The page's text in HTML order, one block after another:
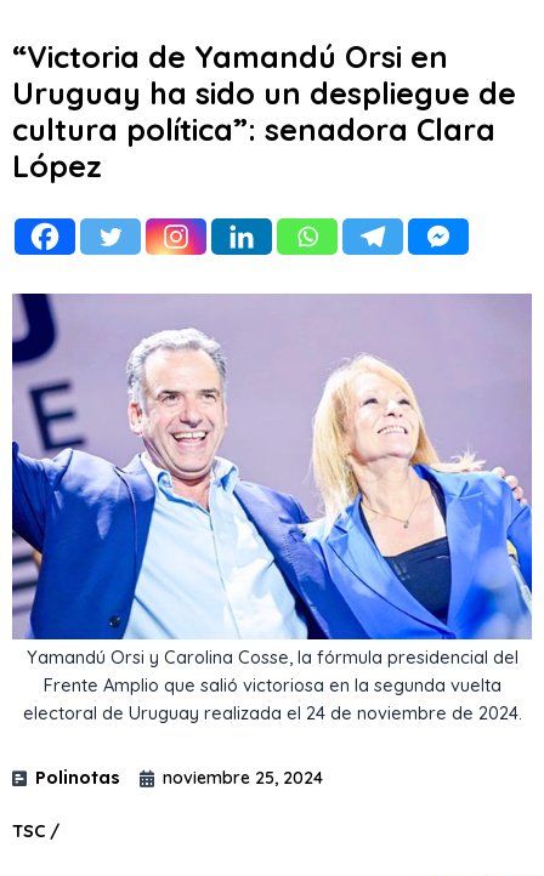
“Victoria de Yamandú Orsi en
Uruguay ha sido un despliegue de
cultura política”: senadora Clara
López
Yamandú Orsi y Carolina Cosse, la fórmula presidencial del
Frente Amplio que salió victoriosa en la segunda vuelta
electoral de Uruguay realizada el 24 de noviembre de 2024.
Polinotas noviembre 25, 2024
TSC /